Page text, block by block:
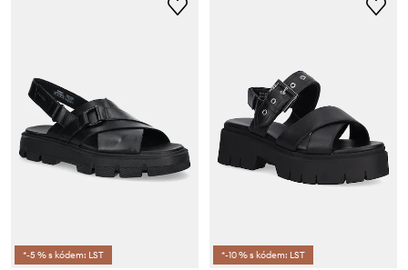
*-5 % s kódem: LST *-10 % s kódem: LST